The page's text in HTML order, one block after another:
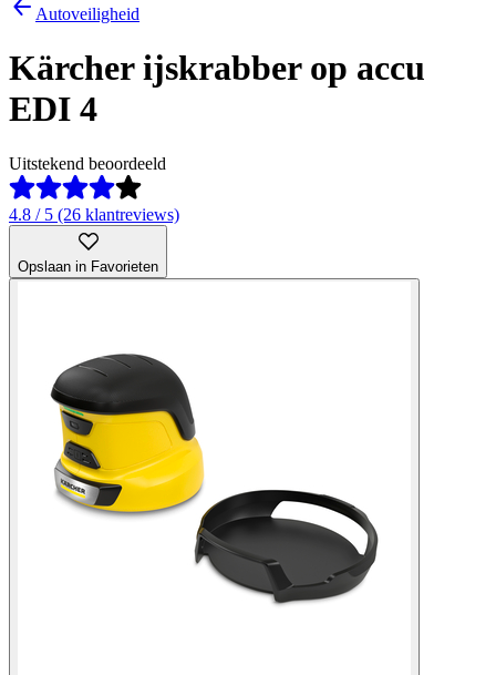
Autoveiligheid
Kärcher ijskrabber op accu
EDI 4
Uitstekend beoordeeld
4.8 / 5 (26 klantreviews)
Opslaan in Favorieten